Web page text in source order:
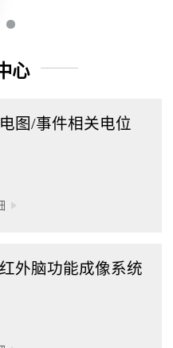
心
图/事件相关电位
外脑功能成像系统